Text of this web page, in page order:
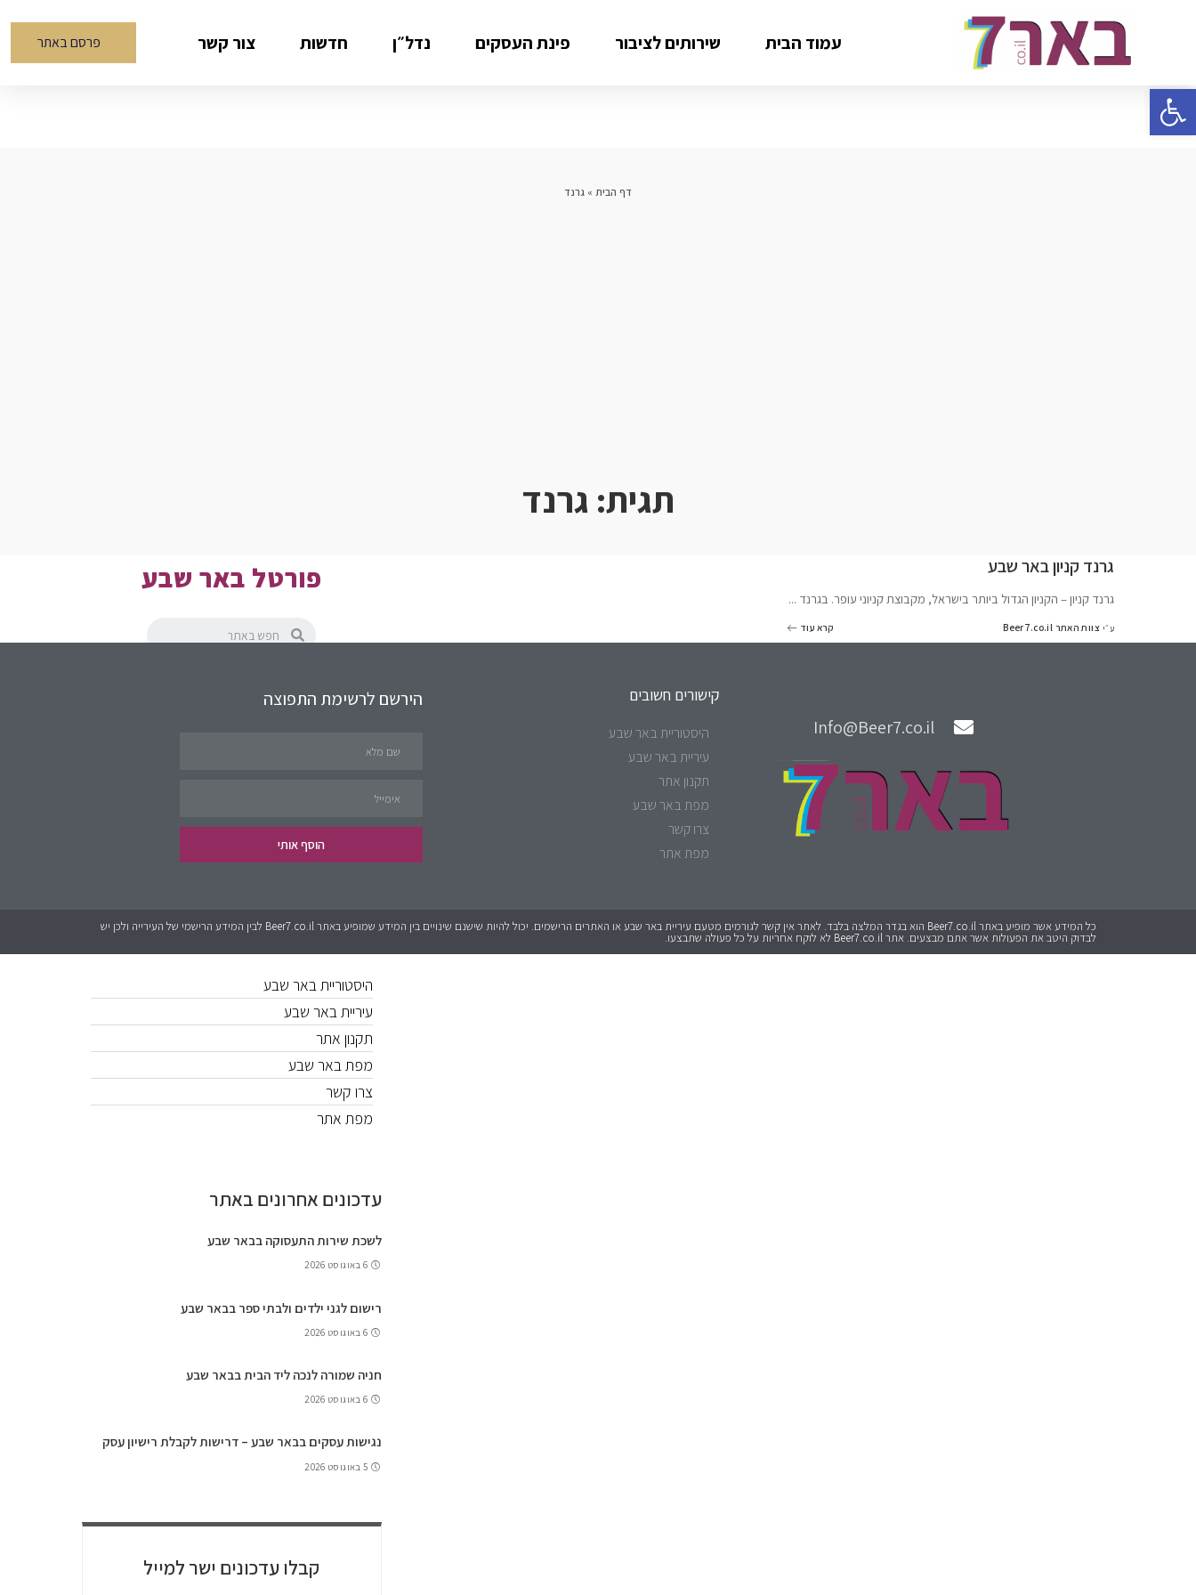
פתח סרגל נגישות
עמוד הבית שירותים לציבור פינת העסקים נדל״ן חדשות צור קשר פרסם באתר
דף הבית » גרנד
תגית: גרנד
גרנד קניון באר שבע
גרנד קניון – הקניון הגדול ביותר בישראל, מקבוצת קניוני עופר. בגרנד ...
ע״י צוות האתר Beer7.co.il קרא עוד
פורטל באר שבע
נדל״ן
קישורים חשובים
היסטוריית באר שבע
עיריית באר שבע
תקנון אתר
מפת באר שבע
צרו קשר
מפת אתר
עדכונים אחרונים באתר
לשכת שירות התעסוקה בבאר שבע
6 באוגוסט 2026
רישום לגני ילדים ולבתי ספר בבאר שבע
6 באוגוסט 2026
חניה שמורה לנכה ליד הבית בבאר שבע
6 באוגוסט 2026
נגישות עסקים בבאר שבע – דרישות לקבלת רישיון עסק
5 באוגוסט 2026
קבלו עדכונים ישר למייל
Info@Beer7.co.il
קישורים חשובים
היסטוריית באר שבע
עיריית באר שבע
תקנון אתר
מפת באר שבע
צרו קשר
מפת אתר
הירשם לרשימת התפוצה
הוסף אותי
כל המידע אשר מופיע באתר Beer7.co.il הוא בגדר המלצה בלבד. לאתר אין קשר לגורמים מטעם עיריית באר שבע או האתרים הרישמים. יכול להיות שישנם שינויים בין המידע שמופיע באתר Beer7.co.il לבין המידע הרישמי של העירייה ולכן יש
לבדוק היטב את הפעולות אשר אתם מבצעים. אתר Beer7.co.il לא לוקח אחריות על כל פעולה שתבצעו.